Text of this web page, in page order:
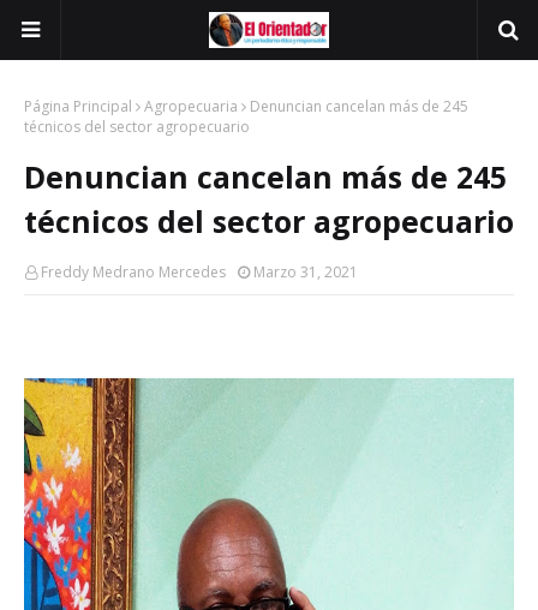
Página Principal Agropecuaria
Denuncian cancelan más de 245
técnicos del sector agropecuario
Denuncian cancelan más de 245
técnicos del sector agropecuario
Freddy Medrano Mercedes Marzo 31, 2021